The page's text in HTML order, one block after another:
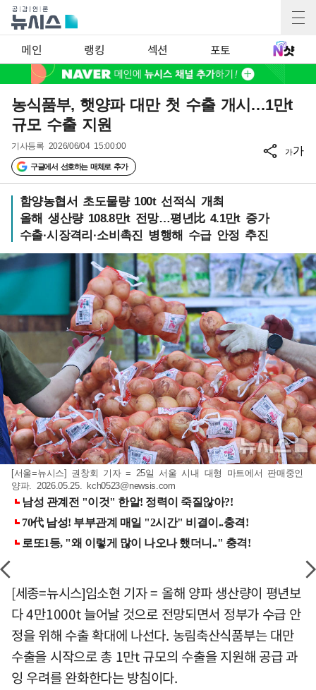
메인 랭킹 섹션 포토
농식품부, 햇양파 대만 첫 수출 개시…1만t
규모 수출 지원
기사등록 2026/06/04 15:00:00
구글에서 선호하는 매체로 추가
가가
함양농협서 초도물량 100t 선적식 개최
올해 생산량 108.8만t 전망…평년比 4.1만t 증가
수출·시장격리·소비촉진 병행해 수급 안정 추진
[서울=뉴시스] 권창회 기자 = 25일 서울 시내 대형 마트에서 판매중인
양파. 2026.05.25. kch0523@newsis.com
[세종=뉴시스]임소현 기자 = 올해 양파 생산량이 평년보
다 4만1000t 늘어날 것으로 전망되면서 정부가 수급 안
정을 위해 수출 확대에 나선다. 농림축산식품부는 대만
수출을 시작으로 총 1만t 규모의 수출을 지원해 공급 과
잉 우려를 완화한다는 방침이다.